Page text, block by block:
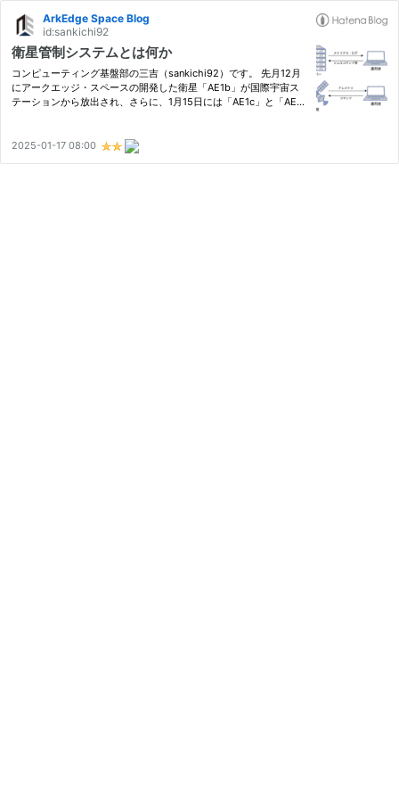
ArkEdge Space Blog
id:sankichi92
衛星管制システムとは何か
コンピューティング基盤部の三吉（sankichi92）です。 先月12月
にアークエッジ・スペースの開発した衛星「AE1b」が国際宇宙ス
テーションから放出され、さらに、1月15日には「AE1c」と「AE1
テム…
2025-01-17 08:00